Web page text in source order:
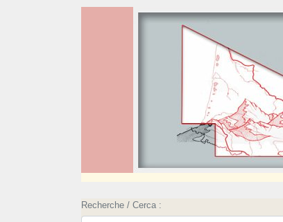
Recherche / Cerca :